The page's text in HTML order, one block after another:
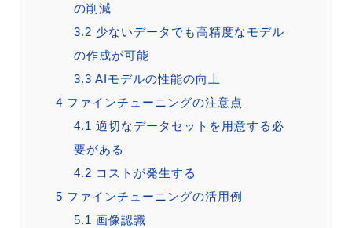
の削減
3.2 少ないデータでも高精度なモデル
の作成が可能
3.3 AIモデルの性能の向上
4 ファインチューニングの注意点
4.1 適切なデータセットを用意する必
要がある
4.2 コストが発生する
5 ファインチューニングの活用例
5.1 画像認識